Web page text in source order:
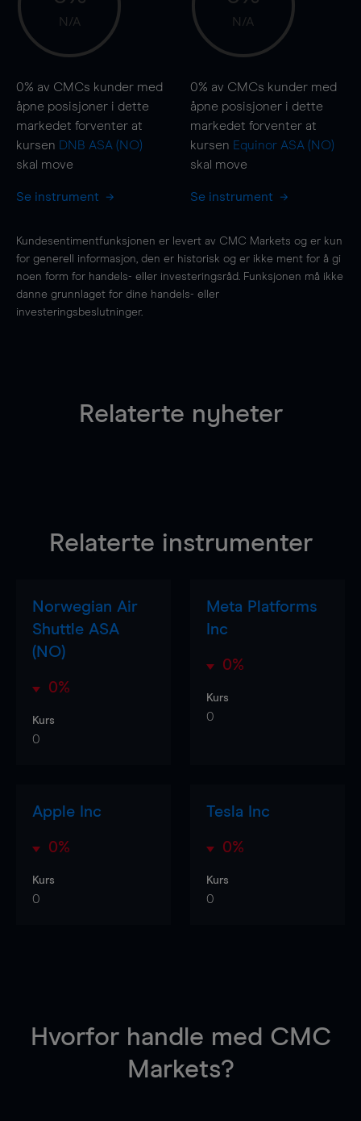
N/A
0% av CMCs kunder med
åpne posisjoner i dette
markedet forventer at
kursen DNB ASA (NO)
skal move
Se instrument
N/A
0% av CMCs kunder med
åpne posisjoner i dette
markedet forventer at
kursen Equinor ASA (NO)
skal move
Se instrument
Kundesentimentfunksjonen er levert av CMC Markets og er kun
for generell informasjon, den er historisk og er ikke ment for å gi
noen form for handels- eller investeringsråd. Funksjonen må ikke
danne grunnlaget for dine handels- eller
investeringsbeslutninger.
Relaterte nyheter
Relaterte instrumenter
Norwegian Air
Shuttle ASA
(NO)
0%
Kurs
0
Meta Platforms
Inc
0%
Kurs
0
Apple Inc
0%
Kurs
0
Tesla Inc
0%
Kurs
0
Hvorfor handle med CMC
Markets?